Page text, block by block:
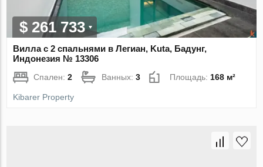
$ 261 733
Вилла с 2 спальнями в Легиан, Kuta, Бадунг,
Индонезия № 13306
Спален:2 Ванных:3 Площадь:168 м²
Kibarer Property